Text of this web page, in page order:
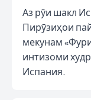
Аз рӯи шакл
Пирӯзиҳои
мекунам
интизоми
Испания.